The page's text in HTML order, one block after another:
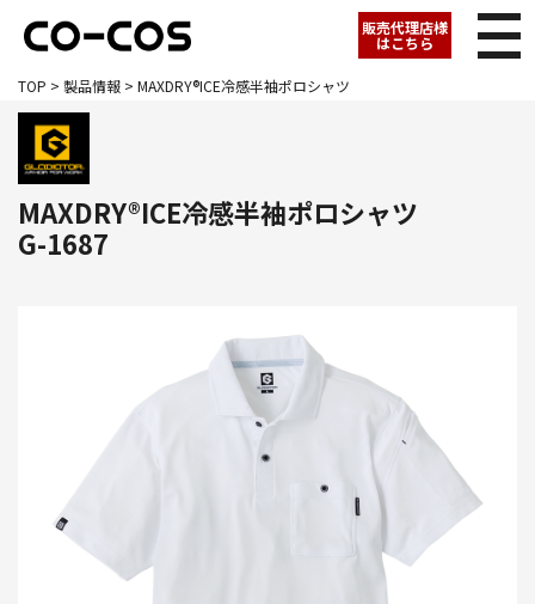
販売代理店様
はこちら
TOP > 製品情報 > MAXDRY®ICE冷感半袖ポロシャツ
MAXDRY®ICE冷感半袖ポロシャツ
G-1687